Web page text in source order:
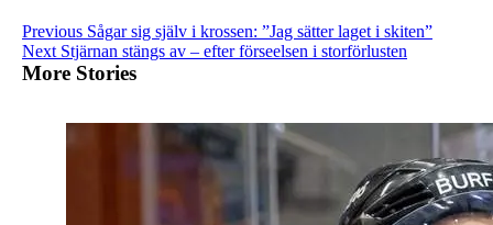
Previous Sågar sig själv i krossen: ”Jag sätter laget i skiten”
Next Stjärnan stängs av – efter förseelsen i storförlusten
More Stories